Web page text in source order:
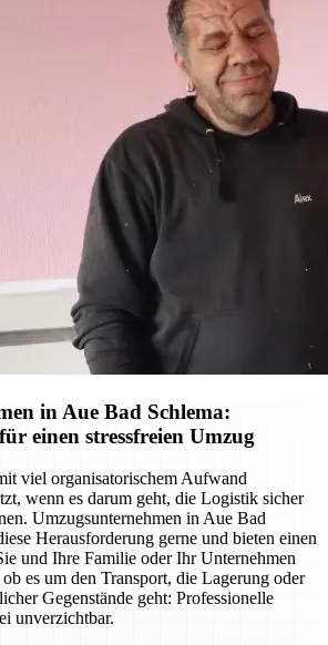
in Aue Bad Schlema:
einen stressfreien Umzug
viel organisatorischem Aufwand
wenn es darum geht, die Logistik sicher
Umzugsunternehmen in Aue Bad
Herausforderung gerne und bieten einen
und Ihre Familie oder Ihr Unternehmen
es um den Transport, die Lagerung oder
Gegenstände geht: Professionelle
unverzichtbar.